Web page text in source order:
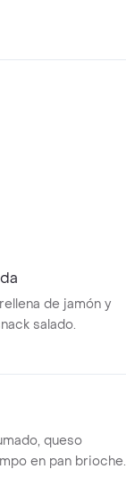
de jamón y
salado.
queso
en pan brioche.